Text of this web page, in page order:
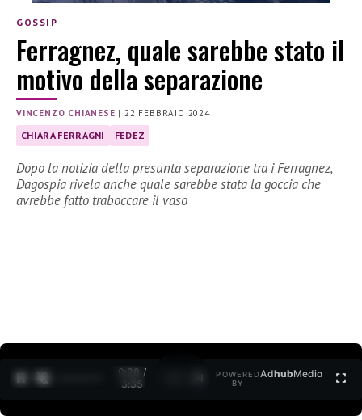
GOSSIP
Ferragnez, quale sarebbe stato il
motivo della separazione
VINCENZO CHIANESE |22 FEBBRAIO 2024
CHIARA FERRAGNI FEDEZ
Dopo la notizia della presunta separazione tra i Ferragnez,
Dagospia rivela anche quale sarebbe stata la goccia che
avrebbe fatto traboccare il vaso
0:29 /
3:35
POWERED
BY
AdhubMedia